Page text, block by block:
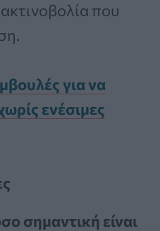
που
για να
ενέσιμες
σημαντική είναι